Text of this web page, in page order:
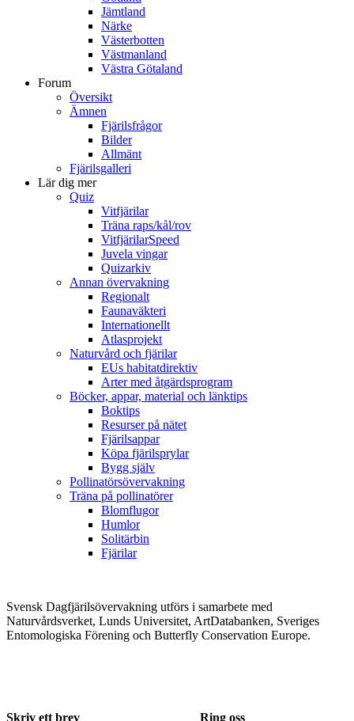
Jämtland
Närke
Västerbotten
Västmanland
Västra Götaland
Forum
Översikt
Ämnen
Fjärilsfrågor
Bilder
Allmänt
Fjärilsgalleri
Lär dig mer
Quiz
Vitfjärilar
Träna raps/kål/rov
VitfjärilarSpeed
Juvela vingar
Quizarkiv
Annan övervakning
Regionalt
Faunaväkteri
Internationellt
Atlasprojekt
Naturvård och fjärilar
EUs habitatdirektiv
Arter med åtgärdsprogram
Böcker, appar, material och länktips
Boktips
Resurser på nätet
Fjärilsappar
Köpa fjärilsprylar
Bygg själv
Pollinatörsövervakning
Träna på pollinatörer
Blomflugor
Humlor
Solitärbin
Fjärilar
Svensk Dagfjärilsövervakning utförs i samarbete med
Naturvårdsverket, Lunds Universitet, ArtDatabanken, Sveriges
Entomologiska Förening och Butterfly Conservation Europe.
Skriv ett brev Ring oss